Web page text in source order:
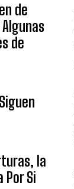
de
de
la
Por Si